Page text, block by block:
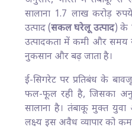
सालाना 1.7 लाख करोड़
उत्पाद (सकल घरेलू उत्पाद) के
उत्पादकता में कमी और
नुकसान और बढ़ जाता है।
ई-सिगरेट पर प्रतिबंध के
फल-फूल रही है, जिसका
सालाना है। तंबाकू मुक्त युवा
लक्ष्य इस अवैध व्यापार को